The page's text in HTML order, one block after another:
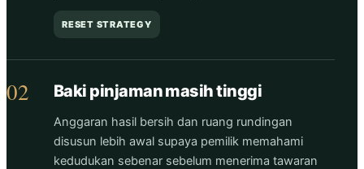
RESET STRATEGY
02 Baki pinjaman masih tinggi
Anggaran hasil bersih dan ruang rundingan
disusun lebih awal supaya pemilik memahami
kedudukan sebenar sebelum menerima tawaran